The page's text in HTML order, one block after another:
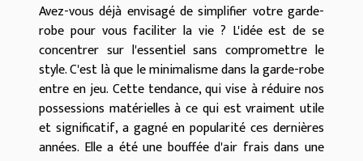
Avez-vous déjà envisagé de simplifier votre garde-
robe pour vous faciliter la vie ? L'idée est de se
concentrer sur l'essentiel sans compromettre le
style. C'est là que le minimalisme dans la garde-robe
entre en jeu. Cette tendance, qui vise à réduire nos
possessions matérielles à ce qui est vraiment utile
et significatif, a gagné en popularité ces dernières
années. Elle a été une bouffée d'air frais dans une